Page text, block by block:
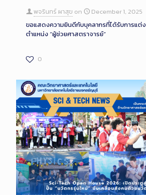
พจรินทร์ ผาสุข on
December 1, 2025
ขอแสดงความยินดีกับบุคลากรที่ได้รับการแต่
ตำแหน่ง “ผู้ช่วยศาสตราจารย์”
0